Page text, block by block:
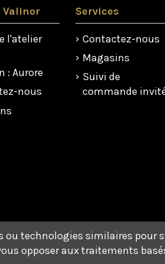
Valinor
l'atelier
: Aurore
nous
Services
Contactez-nous
Magasins
Suivi de
commande
ou technologies similaires
opposer aux traitements